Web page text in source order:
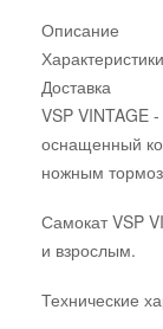
Описание
Характеристики
Доставка
VSP VINTAGE
оснащенный
ножным
Самокат VSP
и взрослым.
Технические